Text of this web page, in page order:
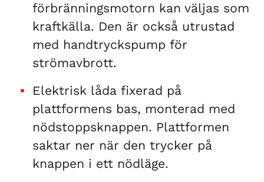
förbränningsmotorn kan väljas som
kraftkälla. Den är också utrustad
med handtryckspump för
strömavbrott.
Elektrisk låda fixerad på
plattformens bas, monterad med
nödstoppsknappen. Plattformen
saktar ner när den trycker på
knappen i ett nödläge.